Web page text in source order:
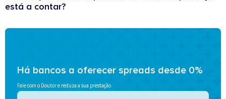
está a contar?
Há bancos a oferecer spreads desde 0%
Fale com o Doutor e reduza a sua prestação